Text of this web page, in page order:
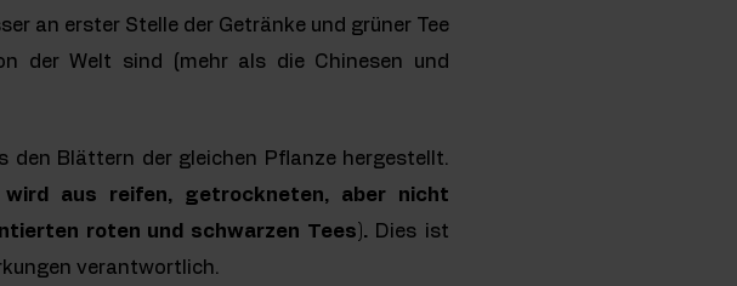
an erster Stelle der Getränke und grüner Tee
der Welt sind (mehr als die Chinesen und
den Blättern der gleichen Pflanze hergestellt.
wird aus reifen, getrockneten, aber nicht
roten und schwarzen Tees).Dies ist
verantwortlich.